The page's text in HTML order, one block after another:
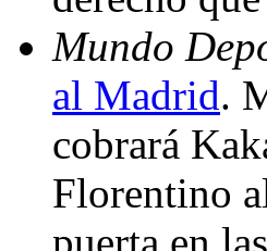
Mundo
al Madrid.
cobrará
Florentino
puerta en